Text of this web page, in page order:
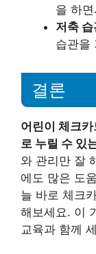
을 하
저축 습
습관을
결론
어린이 체크
로 누릴 수 있
와 관리만 잘
에도 많은 도
늘 바로 체크
해보세요. 이
교육과 함께